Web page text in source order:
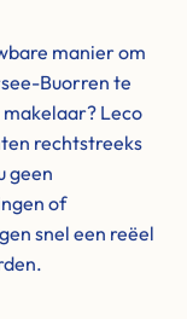
manier om
Buorren te
Leco
rechtstreeks
geen
of
snel een reëel